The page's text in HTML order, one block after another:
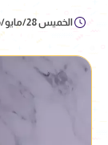
الخميس 28/مايو/2026 - 04:34 م